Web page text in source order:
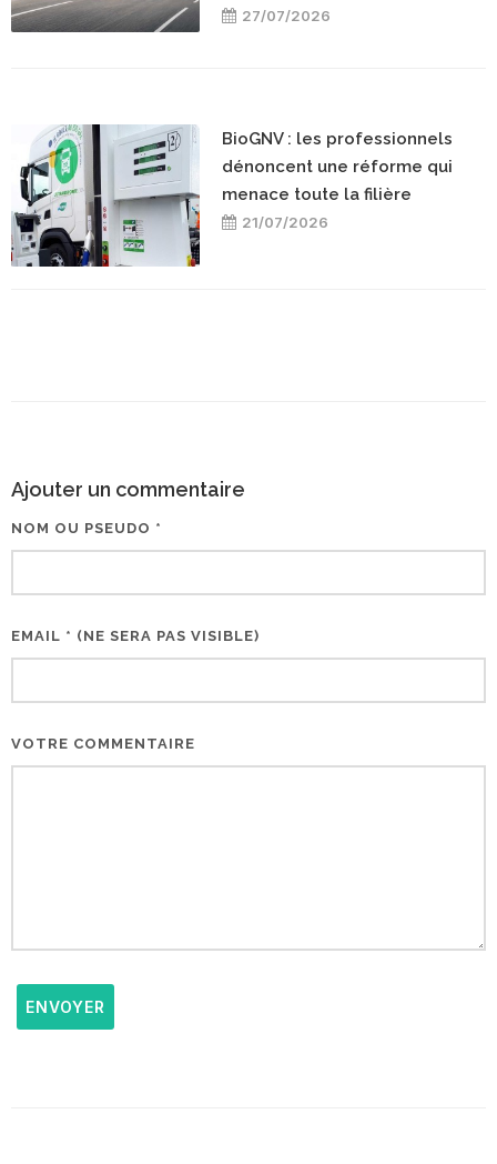
27/07/2026
BioGNV : les professionnels
dénoncent une réforme qui
menace toute la filière
21/07/2026
Ajouter un commentaire
NOM OU PSEUDO *
EMAIL * (NE SERA PAS VISIBLE)
VOTRE COMMENTAIRE
ENVOYER